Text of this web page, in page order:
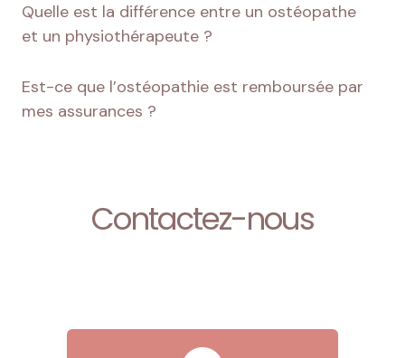
Quelle est la différence entre un ostéopathe
et un physiothérapeute ?
Est-ce que l’ostéopathie est remboursée par
mes assurances ?
Contactez-nous